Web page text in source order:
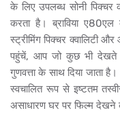
के लिए उपलब्ध सोनी पिक्चर
करता है। ब्राविया
स्ट्रीमिंग पिक्चर क्वालिटी
पहुंचें, आप जो कुछ भी देखते
गुणवत्ता के साथ दिया जाता
स्वचालित रूप से इष्टतम
असाधारण घर पर फिल्म देखने